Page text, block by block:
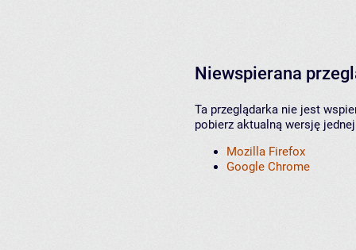
Niewspierana
Ta przeglądarka nie jest
pobierz aktualną wersję
Mozilla Firefox
Google Chrome